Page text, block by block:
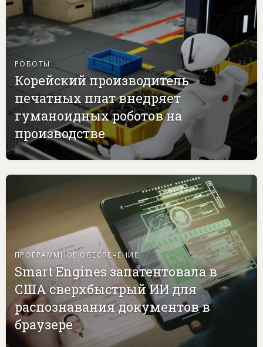
РОБОТЫ
Корейский производитель
печатных плат внедряет
гуманоидных роботов на
производстве
ПРОГРАММНОЕ ОБЕСПЕЧЕНИЕ
Smart Engines запатентовала в
США сверхбыстрый ИИ для
распознавания документов в
браузере